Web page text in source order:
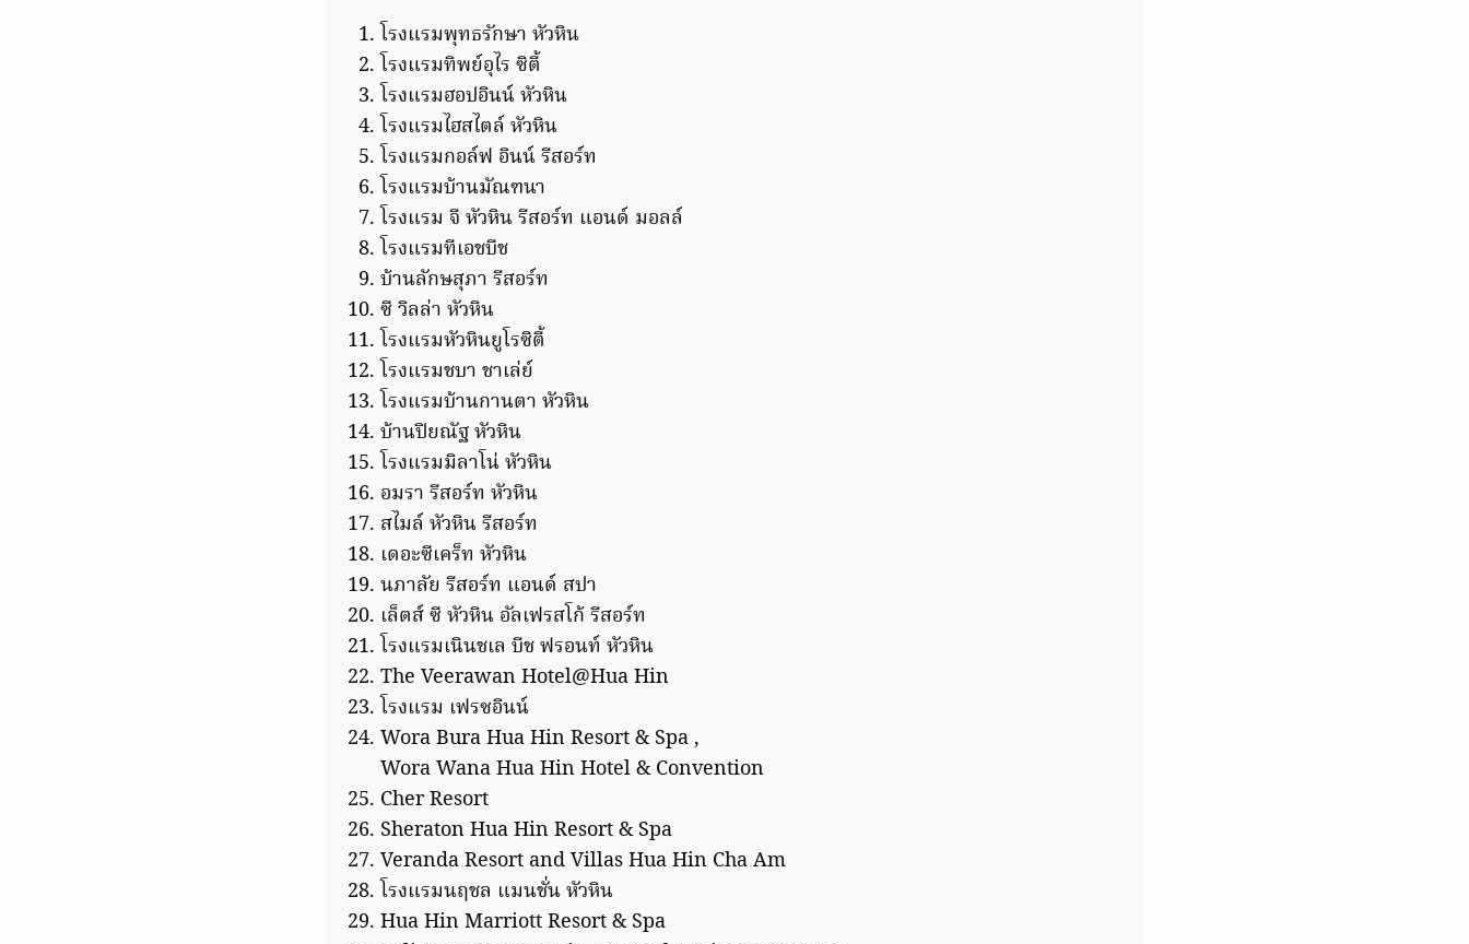
โรงแรมพุทธรักษา หัวหิน
โรงแรมทิพย์อุไร ซิตี้
โรงแรมฮอปอินน์ หัวหิน
โรงแรมไฮสไตล์ หัวหิน
โรงแรมกอล์ฟ อินน์ รีสอร์ท
โรงแรมบ้านมัณฑนา
โรงแรม จี หัวหิน รีสอร์ท แอนด์ มอลล์
โรงแรมทีเอชบีช
บ้านลักษสุภา รีสอร์ท
ซี วิลล่า หัวหิน
โรงแรมหัวหินยูโรซิตี้
โรงแรมชบา ชาเล่ย์
โรงแรมบ้านกานตา หัวหิน
บ้านปิยณัฐ หัวหิน
โรงแรมมิลาโน่ หัวหิน
อมรา รีสอร์ท หัวหิน
สไมล์ หัวหิน รีสอร์ท
เดอะซีเคร็ท หัวหิน
นภาลัย รีสอร์ท แอนด์ สปา
เล็ตส์ ซี หัวหิน อัลเฟรสโก้ รีสอร์ท
โรงแรมเนินชเล บีช ฟรอนท์ หัวหิน
The Veerawan Hotel@Hua Hin
โรงแรม เฟรซอินน์
Wora Bura Hua Hin Resort & Spa ,
Wora Wana Hua Hin Hotel & Convention
Cher Resort
Sheraton Hua Hin Resort & Spa
Veranda Resort and Villas Hua Hin Cha Am
โรงแรมนฤชล แมนชั่น หัวหิน
Hua Hin Marriott Resort & Spa